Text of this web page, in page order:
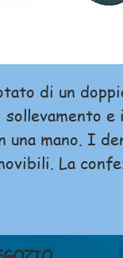
di un
una mano. I
La